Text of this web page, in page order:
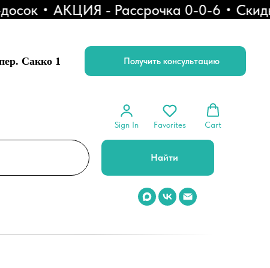
АКЦИЯ - Рассрочка 0-0-6
Сакко 1 Получить консультацию
Sign In Favorites Cart
Найти